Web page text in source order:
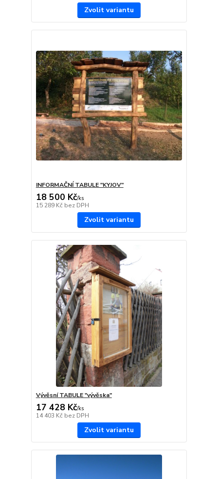
Zvolit variantu
INFORMAČNÍ TABULE "KYJOV"
18 500 Kč/ks
15 289 Kč bez DPH
Zvolit variantu
Vývěsní TABULE "vývěska"
17 428 Kč/ks
14 403 Kč bez DPH
Zvolit variantu